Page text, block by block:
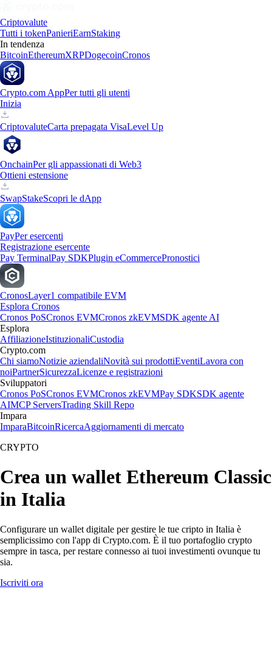
Criptovalute
Tutti i tokenPanieriEarnStaking
In tendenza
BitcoinEthereumXRPDogecoinCronos
Crypto.com AppPer tutti gli utenti
Inizia
CriptovaluteCarta prepagata VisaLevel Up
OnchainPer gli appassionati di Web3
Ottieni estensione
SwapStakeScopri le dApp
PayPer esercenti
Registrazione esercente
Pay TerminalPay SDKPlugin eCommercePronostici
CronosLayer1 compatibile EVM
Esplora Cronos
Cronos PoSCronos EVMCronos zkEVMSDK agente AI
Esplora
AffiliazioneIstituzionaliCustodia
Crypto.com
Chi siamoNotizie aziendaliNovità sui prodottiEventiLavora con
noiPartnerSicurezzaLicenze e registrazioni
Sviluppatori
Cronos PoSCronos EVMCronos zkEVMPay SDKSDK agente
AIMCP ServersTrading Skill Repo
Impara
ImparaBitcoinRicercaAggiornamenti di mercato
CRYPTO
Crea un wallet Ethereum Classic
in Italia
Configurare un wallet digitale per gestire le tue cripto in Italia è
semplicissimo con l'app di Crypto.com. È il tuo portafoglio crypto
sempre in tasca, per restare connesso ai tuoi investimenti ovunque tu
sia.
Iscriviti ora